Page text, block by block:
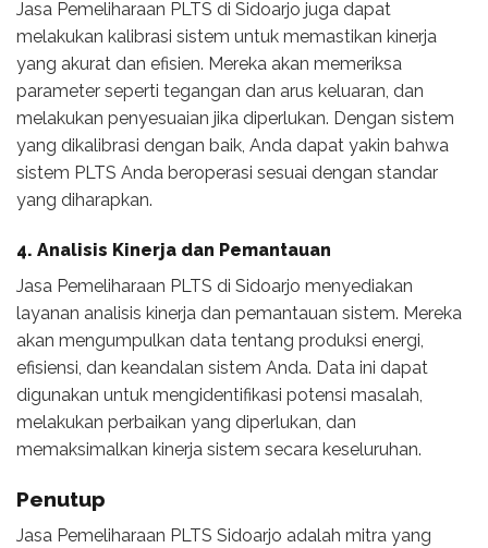
Jasa Pemeliharaan PLTS di Sidoarjo juga dapat
melakukan kalibrasi sistem untuk memastikan kinerja
yang akurat dan efisien. Mereka akan memeriksa
parameter seperti tegangan dan arus keluaran, dan
melakukan penyesuaian jika diperlukan. Dengan sistem
yang dikalibrasi dengan baik, Anda dapat yakin bahwa
sistem PLTS Anda beroperasi sesuai dengan standar
yang diharapkan.
4. Analisis Kinerja dan Pemantauan
Jasa Pemeliharaan PLTS di Sidoarjo menyediakan
layanan analisis kinerja dan pemantauan sistem. Mereka
akan mengumpulkan data tentang produksi energi,
efisiensi, dan keandalan sistem Anda. Data ini dapat
digunakan untuk mengidentifikasi potensi masalah,
melakukan perbaikan yang diperlukan, dan
memaksimalkan kinerja sistem secara keseluruhan.
Penutup
Jasa Pemeliharaan PLTS Sidoarjo adalah mitra yang